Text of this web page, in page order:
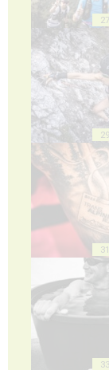
27
29
31
33